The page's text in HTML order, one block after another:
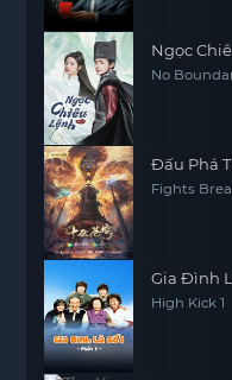
Ngọc
No
Đấu Phá
Fights
Gia Đình
High Kick 1